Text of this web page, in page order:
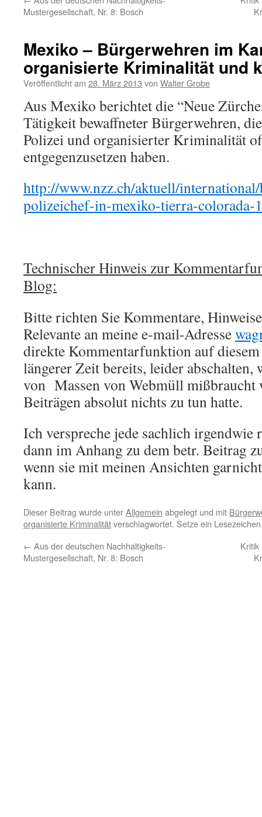
Mustergesellschaft, Nr. 8: Bosch
Mexiko – Bürgerwehren im
organisierte Kriminalität und
Veröffentlicht am 28. März 2013 von Walter Grobe
Aus Mexiko berichtet die “Neue
Tätigkeit bewaffneter Bürgerwehren,
Polizei und organisierter Kriminalität
entgegenzusetzen haben.
http://www.nzz.ch/aktuell/
polizeichef-in-mexiko-tierra-colorada-
Technischer Hinweis zur
Blog:
Bitte richten Sie Kommentare,
Relevante an meine e-mail-Adresse
direkte Kommentarfunktion auf
längerer Zeit bereits, leider
von Massen von Webmüll mißbraucht
Beiträgen absolut nichts zu tun hatte.
Ich verspreche jede sachlich irgendwie
dann im Anhang zu dem betr. Beitrag
wenn sie mit meinen Ansichten
kann.
Dieser Beitrag wurde unterAllgemein abgelegt und mit
organisierte Kriminalitätverschlagwortet. Setze ein
← Aus der deutschen Nachhaltigkeits-
Mustergesellschaft, Nr. 8: Bosch
Kritik